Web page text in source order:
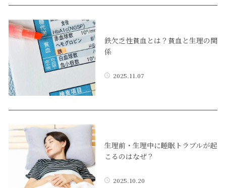
鉄欠乏性貧血とは？貧血と生理の関
係
2025.11.07
生理前・生理中に睡眠トラブルが起
こるのはなぜ？
2025.10.20